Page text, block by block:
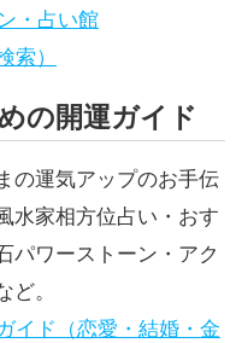
・占い館
）
の開運ガイド
の運気アップのお手伝
水家相方位占い・おす
パワーストーン・アク
。
イド（恋愛・結婚・金